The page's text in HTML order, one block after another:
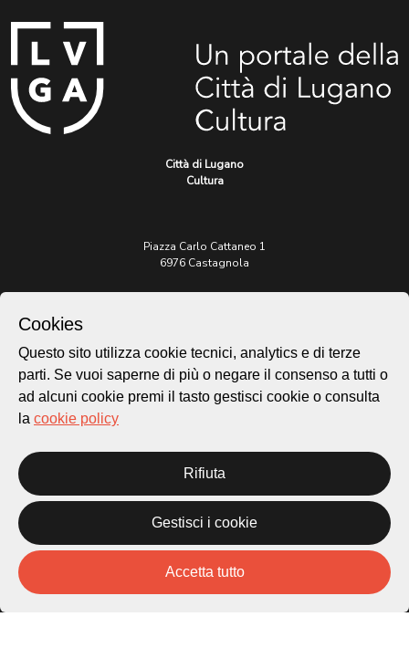
Città di Lugano
Cultura
Piazza Carlo Cattaneo 1
6976 Castagnola
patrimonio@lugano.ch
t. +41 58 866 68 50
Sito istituzionale:
Privacy Policy
Credits
Homepage
Storie
Novità
Cookies
Questo sito utilizza cookie tecnici, analytics e di terze
parti. Se vuoi saperne di più o negare il consenso a tutti o
ad alcuni cookie premi il tasto gestisci cookie o consulta
la cookie policy
Rifiuta
Gestisci i cookie
Accetta tutto